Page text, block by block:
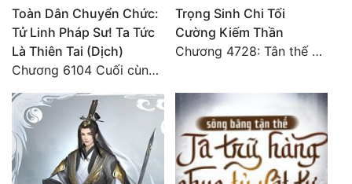
Quân Sự
Sảng Văn
Sủng
Thanh Xuân
Tiên Hiệp
Toàn Dân Chuyển Chức:
Tử Linh Pháp Sư! Ta Tức
Là Thiên Tai (Dịch)
Chương 6104 Cuối cùng (HẾT)
Trọng Sinh Chi Tối
Cường Kiếm Thần
Chương 4728: Tân thế giới (đại kết cục) (10)